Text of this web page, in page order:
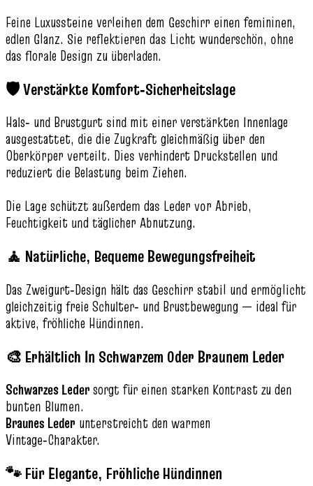
Feine Luxussteine verleihen dem Geschirr einen femininen,
edlen Glanz. Sie reflektieren das Licht wunderschön, ohne
das florale Design zu überladen.
🛡️ Verstärkte Komfort‑Sicherheitslage
Hals‑ und Brustgurt sind mit einer verstärkten Innenlage
ausgestattet, die die Zugkraft gleichmäßig über den
Oberkörper verteilt. Dies verhindert Druckstellen und
reduziert die Belastung beim Ziehen.
Die Lage schützt außerdem das Leder vor Abrieb,
Feuchtigkeit und täglicher Abnutzung.
🧘 Natürliche, Bequeme Bewegungsfreiheit
Das Zweigurt‑Design hält das Geschirr stabil und ermöglicht
gleichzeitig freie Schulter‑ und Brustbewegung — ideal für
aktive, fröhliche Hündinnen.
🎨 Erhältlich In Schwarzem Oder Braunem Leder
Schwarzes Ledersorgt für einen starken Kontrast zu den
bunten Blumen.
Braunes Leder unterstreicht den warmen
Vintage‑Charakter.
🐾 Für Elegante, Fröhliche Hündinnen